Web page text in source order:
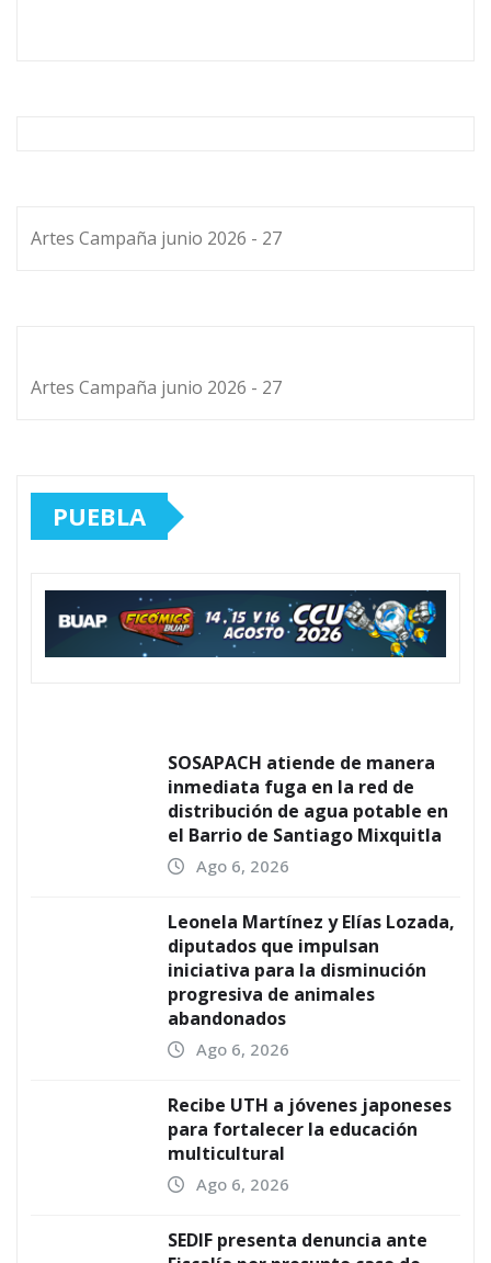
Artes Campaña junio 2026 - 27
Artes Campaña junio 2026 - 27
PUEBLA
SOSAPACH atiende de manera
inmediata fuga en la red de
distribución de agua potable en
el Barrio de Santiago Mixquitla
Ago 6, 2026
Leonela Martínez y Elías Lozada,
diputados que impulsan
iniciativa para la disminución
progresiva de animales
abandonados
Ago 6, 2026
Recibe UTH a jóvenes japoneses
para fortalecer la educación
multicultural
Ago 6, 2026
SEDIF presenta denuncia ante